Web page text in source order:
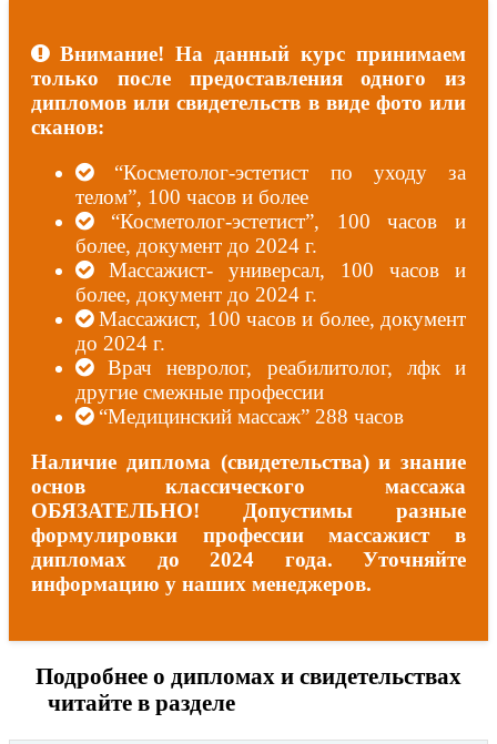
Внимание! На данный курс принимаем
только после предоставления одного из
дипломов или свидетельств в виде фото или
сканов:
“Косметолог-эстетист по уходу за
телом”, 100 часов и более
“Косметолог-эстетист”, 100 часов и
более, документ до 2024 г.
Массажист- универсал, 100 часов и
более, документ до 2024 г.
Массажист, 100 часов и более, документ
до 2024 г.
Врач невролог, реабилитолог, лфк и
другие смежные профессии
“Медицинский массаж” 288 часов
Наличие диплома (свидетельства) и знание
основ классического массажа
ОБЯЗАТЕЛЬНО! Допустимы разные
формулировки профессии массажист в
дипломах до 2024 года. Уточняйте
информацию у наших менеджеров.
Подробнее о дипломах и свидетельствах
читайте в разделе